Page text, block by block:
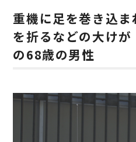
重機に足を巻き込ま
を折るなどの大け
の68歳の男性